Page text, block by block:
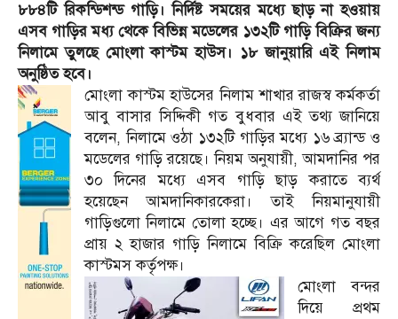
৮৮৪টি রিকন্ডিশন্ড গাড়ি। নির্দিষ্ট সময়ের মধ্যে ছাড় না হওয়ায়
এসব গাড়ির মধ্য থেকে বিভিন্ন মডেলের ১৩২টি গাড়ি বিক্রির জন্য
নিলামে তুলছে মোংলা কাস্টম হাউস। ১৮ জানুয়ারি এই নিলাম
অনুষ্ঠিত হবে।
মোংলা কাস্টম হাউসের নিলাম শাখার রাজস্ব কর্মকর্তা
আবু বাসার সিদ্দিকী গত বুধবার এই তথ্য জানিয়ে
বলেন, নিলামে ওঠা ১৩২টি গাড়ির মধ্যে ১৬ ব্র্যান্ড ও
মডেলের গাড়ি রয়েছে। নিয়ম অনুযায়ী, আমদানির পর
৩০ দিনের মধ্যে এসব গাড়ি ছাড় করাতে ব্যর্থ
হয়েছেন আমদানিকারকেরা। তাই নিয়মানুযায়ী
গাড়িগুলো নিলামে তোলা হচ্ছে। এর আগে গত বছর
প্রায় ২ হাজার গাড়ি নিলামে বিক্রি করেছিল মোংলা
কাস্টমস কর্তৃপক্ষ।
মোংলা বন্দর
দিয়ে প্রথম